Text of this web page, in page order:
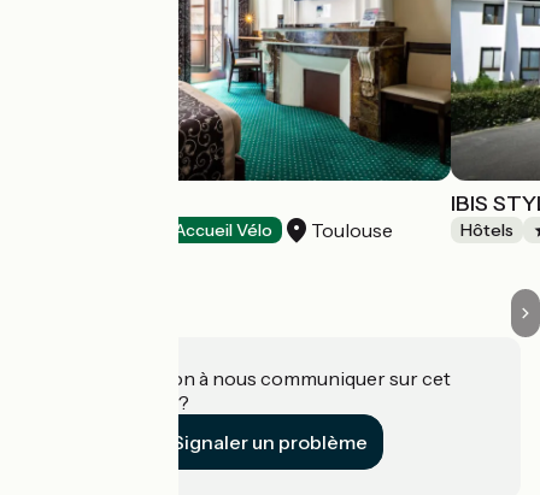
Accueil Vélo Toulouse
IBIS
Hôtels
Une information à nous communiquer sur cet
établissement ?
Signaler un problème